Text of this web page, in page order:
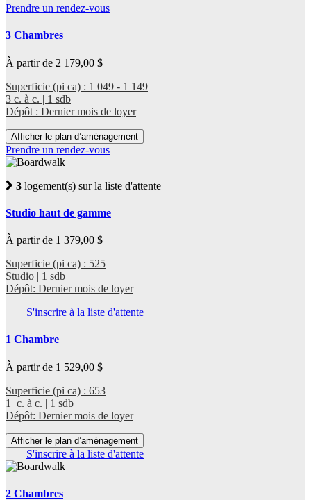
Prendre un rendez-vous
3 Chambres
À partir de 2 179,00 $
Superficie (pi ca) : 1 049 - 1 149
3 c. à c. | 1 sdb
Dépôt : Dernier mois de loyer
Afficher le plan d’aménagement
Prendre un rendez-vous
3 logement(s) sur la liste d'attente
Studio haut de gamme
À partir de 1 379,00 $
Superficie (pi ca) : 525
Studio | 1 sdb
Dépôt: Dernier mois de loyer
S'inscrire à la liste d'attente
1 Chambre
À partir de 1 529,00 $
Superficie (pi ca) : 653
1 c. à c. | 1 sdb
Dépôt: Dernier mois de loyer
Afficher le plan d’aménagement
S'inscrire à la liste d'attente
2 Chambres